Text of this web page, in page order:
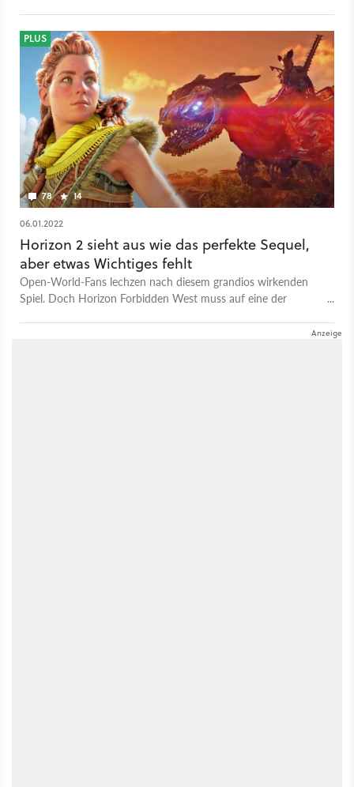
78 14
PLUS
06.01.2022
Horizon 2 sieht aus wie das perfekte Sequel,
aber etwas Wichtiges fehlt
Open-World-Fans lechzen nach diesem grandios wirkenden
Spiel. Doch Horizon Forbidden West muss auf eine der